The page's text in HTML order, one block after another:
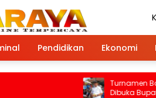
Pendidikan Ekonomi
Turnamen Bola
Dibuka Bupati